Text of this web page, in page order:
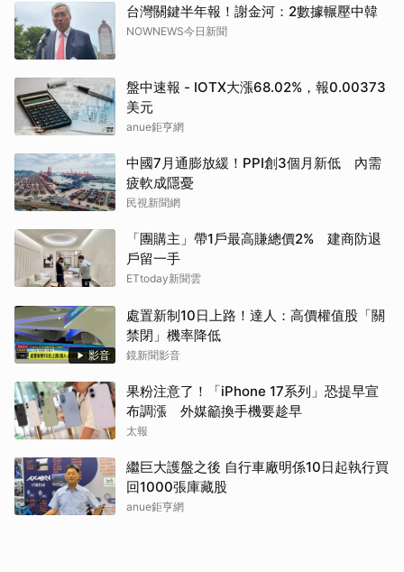
台灣關鍵半年報！謝金河：2數據輾壓中韓
NOWNEWS今日新聞
盤中速報 - IOTX大漲68.02%，報0.00373
美元
anue鉅亨網
中國7月通膨放緩！PPI創3個月新低 內需
疲軟成隱憂
民視新聞網
「團購主」帶1戶最高賺總價2% 建商防退
戶留一手
ETtoday新聞雲
影音
處置新制10日上路！達人：高價權值股「關
禁閉」機率降低
鏡新聞影音
果粉注意了！「iPhone 17系列」恐提早宣
布調漲 外媒籲換手機要趁早
太報
繼巨大護盤之後 自行車廠明係10日起執行買
回1000張庫藏股
anue鉅亨網